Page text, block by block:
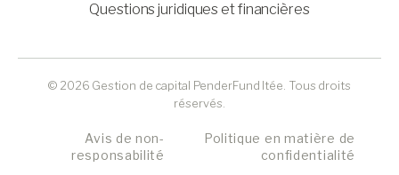
Questions juridiques et financières
© 2026 Gestion de capital PenderFund ltée. Tous droits
réservés.
Avis de non-
responsabilité
Politique en matière de
confidentialité